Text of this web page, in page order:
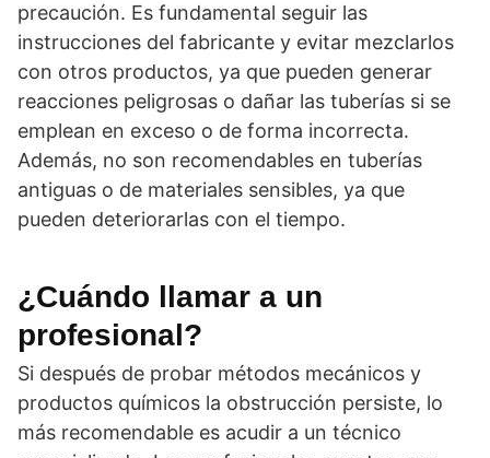
precaución. Es fundamental seguir las
instrucciones del fabricante y evitar mezclarlos
con otros productos, ya que pueden generar
reacciones peligrosas o dañar las tuberías si se
emplean en exceso o de forma incorrecta.
Además, no son recomendables en tuberías
antiguas o de materiales sensibles, ya que
pueden deteriorarlas con el tiempo.
¿Cuándo llamar a un
profesional?
Si después de probar métodos mecánicos y
productos químicos la obstrucción persiste, lo
más recomendable es acudir a un técnico